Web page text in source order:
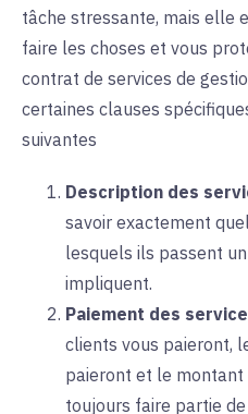
tâche stressante, mais elle
faire les choses et vous
contrat de services de
certaines clauses
suivantes
Description des
savoir exactement
lesquels ils passent
impliquent.
Paiement des
clients vous paieront,
paieront et le
toujours faire partie